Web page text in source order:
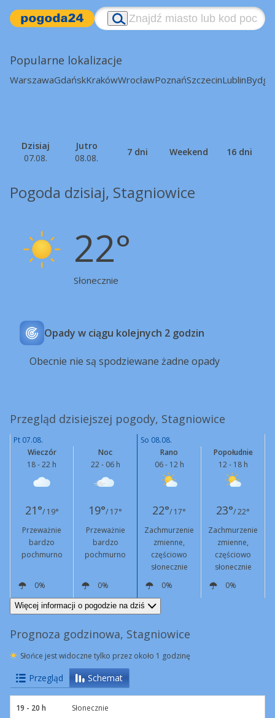
Popularne lokalizacje
WarszawaGdańskKrakówWrocławPoznańSzczecinLublin
Dzisiaj
07.08.
Jutro
08.08.
7 dni Weekend 16 dni
Pogoda dzisiaj, Stagniowice
22°
Słonecznie
Opady w ciągu kolejnych 2 godzin
Obecnie nie są spodziewane żadne opady
Przegląd dzisiejszej pogody, Stagniowice
Pt 07.08.
So 08.08.
Wieczór
18 - 22 h
Noc
22 - 06 h
Rano
06 - 12 h
Popołudnie
12 - 18 h
21°/ 19° 19°/ 17° 22°/ 17° 23°/ 22°
Przeważnie
bardzo
pochmurno
Przeważnie
bardzo
pochmurno
Zachmurzenie
zmienne,
częściowo
słonecznie
Zachmurzenie
zmienne,
częściowo
słonecznie
0%
0% 0%
0%
SE
5 km/h E
2 km/h
Więcej informacji o pogodzie na dziś
Prognoza godzinowa, Stagniowice
Słońce jest widoczne tylko przez około 1 godzinę
Przegląd Schemat
19 - 20 h Słonecznie